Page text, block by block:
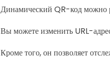
Динамический QR-код можно
Вы можете изменить URL-
Кроме того, он позволяет